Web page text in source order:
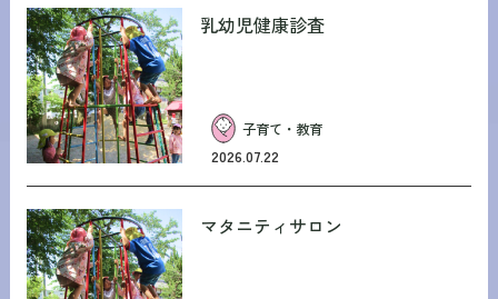
乳幼児健康診査
子育て・教育
2026.07.22
マタニティサロン